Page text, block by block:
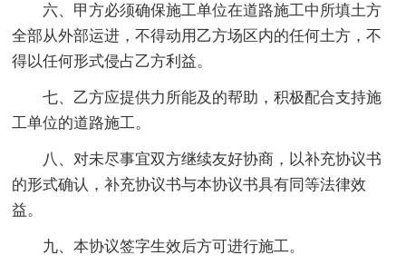
六、甲方必须确保施工单位在道路施工中所填土方
全部从外部运进，不得动用乙方场区内的任何土方，不
得以任何形式侵占乙方利益。
七、乙方应提供力所能及的帮助，积极配合支持施
工单位的道路施工。
八、对未尽事宜双方继续友好协商，以补充协议书
的形式确认，补充协议书与本协议书具有同等法律效
益。
九、本协议签字生效后方可进行施工。